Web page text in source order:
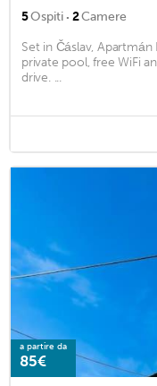
5Ospiti · 2Camere
Set in Čáslav,
private pool, free WiFi
drive. ...
a partire da
85€